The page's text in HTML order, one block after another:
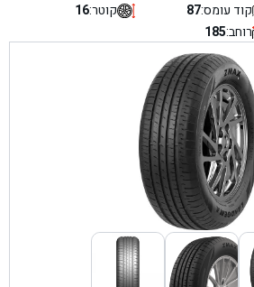
קוד עומס:87 קוטר:16
רוחב:185